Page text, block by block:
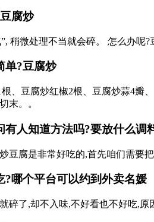
腐炒
稍微处理不当就会碎。 怎么办呢?
单?豆腐炒
、豆腐炒红椒2根、豆腐炒蒜4
末。。
有人知道方法吗?要放什么调
豆腐是非常好吃的,首先咱们需要
?哪个平台可以约到外卖名媛
碎了,却不入味,不好看也不好吃,